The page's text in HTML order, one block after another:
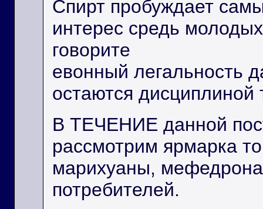
Спирт пробуждает
интерес средь
говорите
евонный легальность
остаются дисциплиной
В ТЕЧЕНИЕ данной
рассмотрим ярмарка
марихуаны,
потребителей.